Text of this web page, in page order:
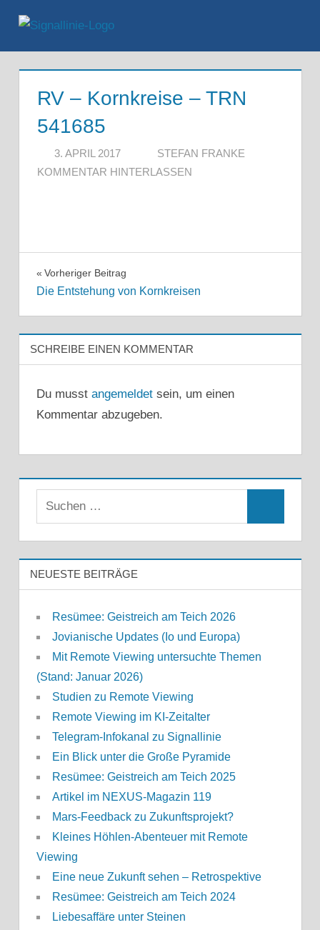
Inhalt
springen
RV – Kornkreise – TRN
541685
3. APRIL 2017
STEFAN FRANKE
KOMMENTAR HINTERLASSEN
Beitragsnavigation
Vorheriger Beitrag
Die Entstehung von Kornkreisen
SCHREIBE EINEN KOMMENTAR
Du musst angemeldetsein, um einen
Kommentar abzugeben.
NEUESTE BEITRÄGE
Resümee: Geistreich am Teich 2026
Jovianische Updates (Io und Europa)
Mit Remote Viewing untersuchte Themen
(Stand: Januar 2026)
Studien zu Remote Viewing
Remote Viewing im KI-Zeitalter
Telegram-Infokanal zu Signallinie
Ein Blick unter die Große Pyramide
Resümee: Geistreich am Teich 2025
Artikel im NEXUS-Magazin 119
Mars-Feedback zu Zukunftsprojekt?
Kleines Höhlen-Abenteuer mit Remote
Viewing
Eine neue Zukunft sehen – Retrospektive
Resümee: Geistreich am Teich 2024
Liebesaffäre unter Steinen